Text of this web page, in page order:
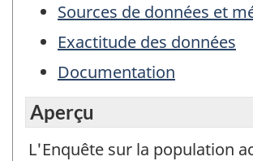
Sources de données et
Exactitude des données
Documentation
Aperçu
L'Enquête sur la population